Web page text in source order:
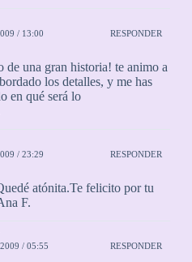
/ 13:00 RESPONDER
una gran historia! te animo a
los detalles, y me has
en qué será lo
/ 23:29 RESPONDER
atónita.Te felicito por tu
F.
/ 05:55 RESPONDER